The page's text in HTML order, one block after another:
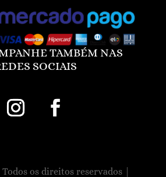
TAMBÉM NAS
SOCIAIS
os direitos reservados |